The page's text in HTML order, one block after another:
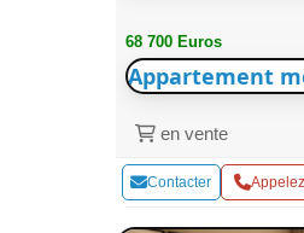
68 700 Euros
Appartement
en vente
Contacter Appelez